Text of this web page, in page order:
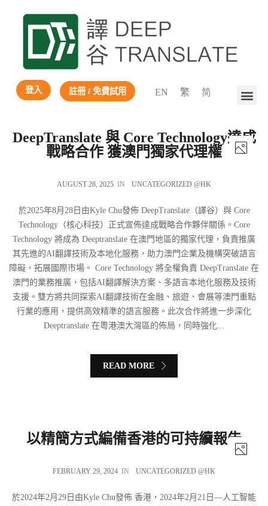
登入 註冊 / 免費試用 EN 繁 简
DeepTranslate 與 Core Technology達成
戰略合作 獲澳門獨家代理權
AUGUST 28, 2025 IN UNCATEGORIZED @HK
於2025年8月28日由Kyle Chu發佈 DeepTranslate（譯谷）與 Core
Technology（核心科技）正式宣佈達成戰略合作夥伴關係。Core
Technology 將成為 Deeptranslate 在澳門地區的獨家代理，負責推廣
其先進的AI翻譯技術及本地化服務，助力澳門企業及機構突破語言
障礙，拓展國際市場。 Core Technology 將全權負責 DeepTranslate 在
澳門的業務推廣，包括AI翻譯解決方案、多語言本地化服務及技術
支援。雙方將共同探索AI翻譯技術在金融、旅遊、會展等澳門重點
行業的應用，提供高效精準的語言服務。此次合作將進一步深化
Deeptranslate 在粵港澳大灣區的佈局，同時強化...
READ MORE
以精簡方式編備香港的可持續報告
FEBRUARY 29, 2024 IN UNCATEGORIZED @HK
於2024年2月29日由Kyle Chu發佈 香港，2024年2月21日—人工智能